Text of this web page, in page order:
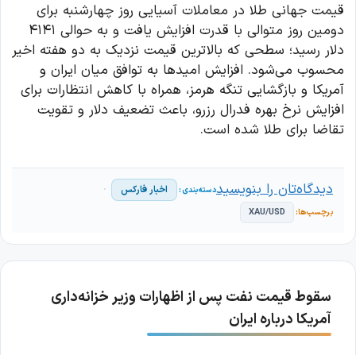
قیمت جهانی طلا در معاملات آسیایی روز چهارشنبه برای
دومین روز متوالی با قدرت افزایش یافت و به حوالی ۴۱۴۱
دلار رسید؛ سطحی که بالاترین قیمت نزدیک به دو هفته اخیر
محسوب می‌شود. افزایش امیدها به توافق میان ایران و
آمریکا و بازگشایی تنگه هرمز، همراه با کاهش انتظارات برای
افزایش نرخ بهره فدرال رزرو، باعث تضعیف دلار و تقویت
تقاضا برای طلا شده است.
اخبار فارکس
XAU/USD
دیدگاه‌تان را بنویسید
سقوط قیمت نفت پس از اظهارات وزیر خزانه‌داری
آمریکا درباره ایران